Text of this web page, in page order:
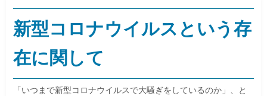
新型コロナウイルスという存
在に関して
「いつまで新型コロナウイルスで大騒ぎをしているのか」、と